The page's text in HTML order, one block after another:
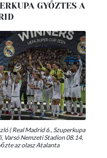
GYŐZTES A
( Real Madrid 6., Szuperkupa
Varsó Nemzeti Stadion 08.14,
az olasz Atalanta